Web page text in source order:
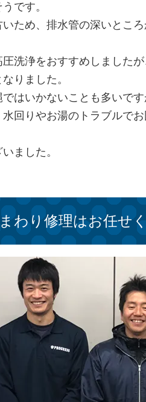
です。
ため、排水管の深いとこ
洗浄をおすすめしました
りました。
はいかないことも多いで
回りやお湯のトラブルで
ました。
わり修理はお任せ